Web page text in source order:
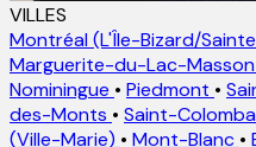
VILLES
Montréal (L'Île-Bizard/
Marguerite-du-Lac-Masson
Nominingue • Piedmont •
des-Monts • Saint-
(Ville-Marie) • Mont-Blanc •